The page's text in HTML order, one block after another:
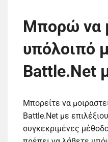
Μπορώ να
υπόλοιπό
Battle.Net
Μπορείτε να
Battle.Net με
συγκεκριμένες